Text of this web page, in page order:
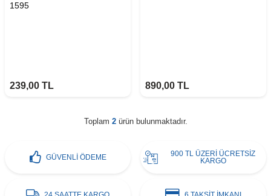
1595
239,00 TL 890,00 TL
Toplam 2ürün bulunmaktadır.
GÜVENLİ ÖDEME
900 TL ÜZERİ ÜCRETSİZ
KARGO